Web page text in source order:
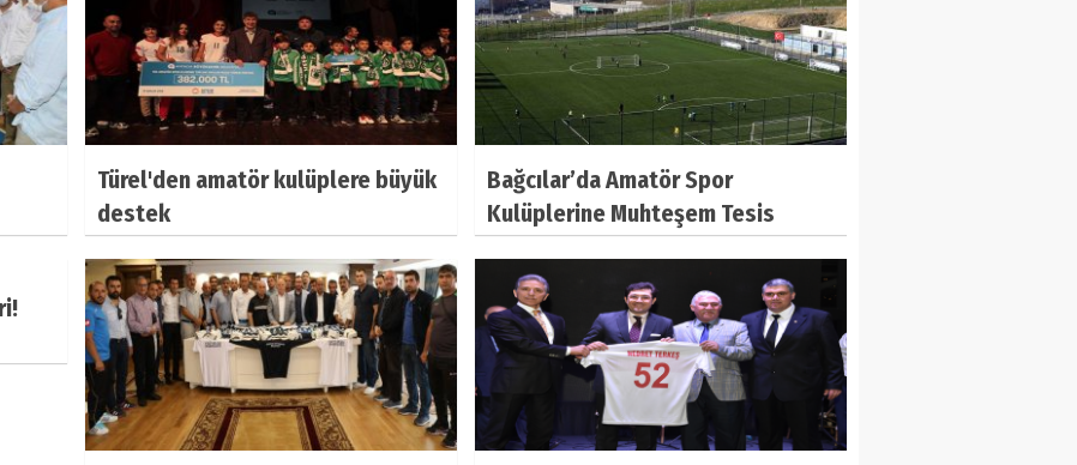
Türel'den amatör kulüplere büyük
destek
Bağcılar’da Amatör Spor
Kulüplerine Muhteşem Tesis